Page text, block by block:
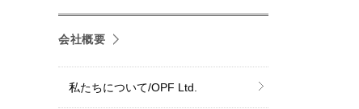
会社概要
私たちについて/OPF Ltd.